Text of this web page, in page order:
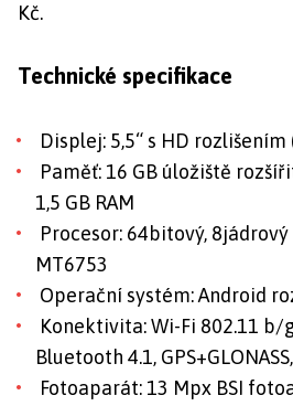
Kč.
Technické specifikace
Displej: 5,5“ s HD
Paměť: 16 GB úložiště
1,5 GB RAM
Procesor: 64bitový,
MT6753
Operační systém: Android
Konektivita: Wi-Fi 802.11 b/
Bluetooth 4.1,
Fotoaparát: 13 Mpx BSI